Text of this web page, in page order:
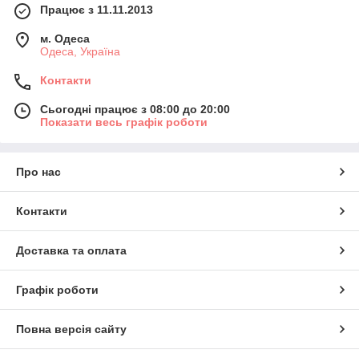
Працює з 11.11.2013
м. Одеса
Одеса, Україна
Контакти
Сьогодні працює з 08:00 до 20:00
Показати весь графік роботи
Про нас
Контакти
Доставка та оплата
Графік роботи
Повна версія сайту